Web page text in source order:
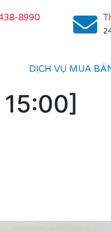
8990
DỊCH VỤ MUA